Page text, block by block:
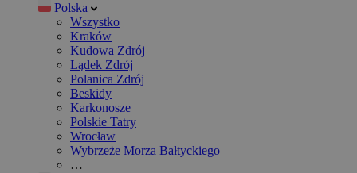
Polska
Wszystko
Kraków
Kudowa Zdrój
Lądek Zdrój
Polanica Zdrój
Beskidy
Karkonosze
Polskie Tatry
Wrocław
Wybrzeże Morza Bałtyckiego
…